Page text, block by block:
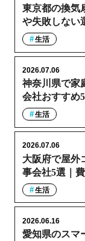
東京都の換気
や失敗しない
生活
神奈川県で家
会社おすすめ
2026.07.06
生活
大阪府で屋外
事会社5選｜
2026.07.06
生活
愛知県のスマ
2026.06.16